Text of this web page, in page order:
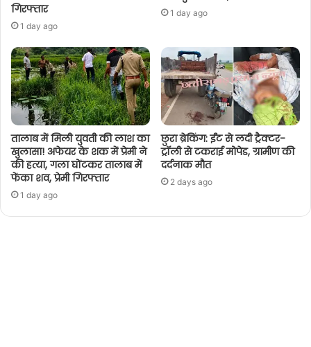
गिरफ्तार
1 day ago
1 day ago
तालाब में मिली युवती की लाश का
खुलासा! अफेयर के शक में प्रेमी ने
की हत्या, गला घोंटकर तालाब में
फेंका शव, प्रेमी गिरफ्तार
1 day ago
छुरा ब्रेकिंग: ईंट से लदी ट्रैक्टर-
ट्रॉली से टकराई मोपेड, ग्रामीण की
दर्दनाक मौत
2 days ago